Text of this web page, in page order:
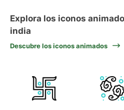
Explora los iconos
india
Descubre los iconos animados